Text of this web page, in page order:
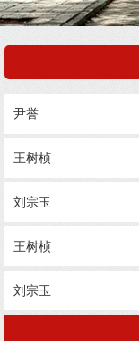
尹誉
王树桢
刘宗玉
王树桢
刘宗玉